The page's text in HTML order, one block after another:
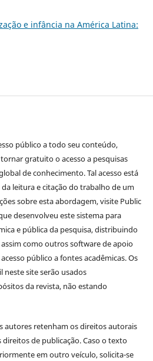
e infância na América Latina:
público a todo seu conteúdo,
gratuito o acesso a pesquisas
de conhecimento. Tal acesso está
leitura e citação do trabalho de um
sobre esta abordagem, visite Public
desenvolveu este sistema para
e pública da pesquisa, distribuindo
assim como outros software de apoio
público a fontes acadêmicas. Os
neste site serão usados
da revista, não estando
autores retenham os direitos autorais
de publicação. Caso o texto
em outro veículo, solicita-se